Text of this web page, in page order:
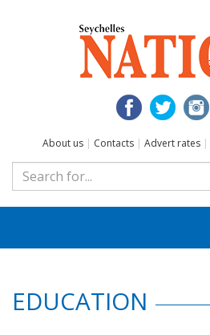
About us | Contacts | Advert rates |
EDUCATION